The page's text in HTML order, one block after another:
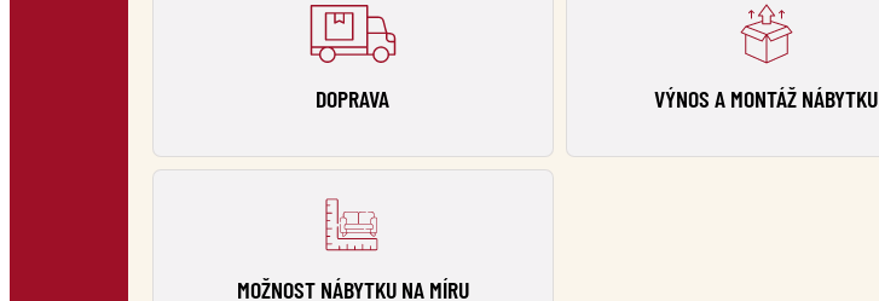
DOPRAVA VÝNOS A MONTÁŽ NÁBYTKU
MOŽNOST NÁBYTKU NA MÍRU